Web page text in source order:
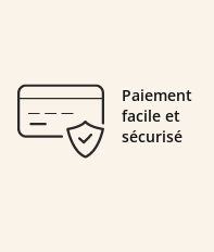
Paiement
facile et
sécurisé